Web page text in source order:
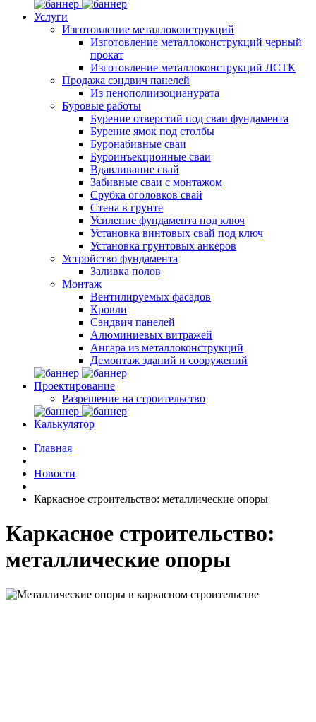
Услуги
Изготовление металлоконструкций
Изготовление металлоконструкций черный
прокат
Изготовление металлоконструкций ЛСТК
Продажа сэндвич панелей
Из пенополиизоцианурата
Буровые работы
Бурение отверстий под сваи фундамента
Бурение ямок под столбы
Буронабивные сваи
Буроинъекционные сваи
Вдавливание свай
Забивные сваи с монтажом
Срубка оголовков свай
Стена в грунте
Усиление фундамента под ключ
Установка винтовых свай под ключ
Установка грунтовых анкеров
Устройство фундамента
Заливка полов
Монтаж
Вентилируемых фасадов
Кровли
Сэндвич панелей
Алюминиевых витражей
Ангара из металлоконструкций
Демонтаж зданий и сооружений
Проектирование
Разрешение на строительство
Калькулятор
Главная
Новости
Каркасное строительство: металлические опоры
Каркасное строительство:
металлические опоры